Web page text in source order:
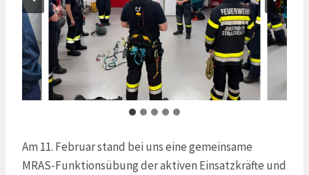
Am 11. Februar stand bei uns eine gemeinsame
MRAS-Funktionsübung der aktiven Einsatzkräfte und